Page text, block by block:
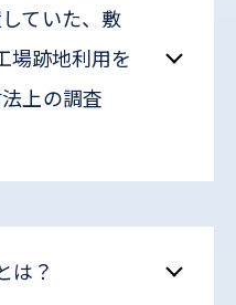
ていた、敷
場跡地利用を
上の調査
は？